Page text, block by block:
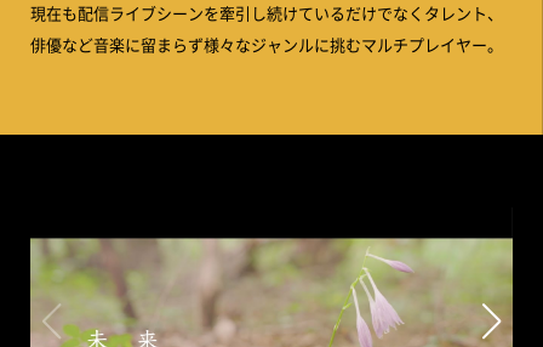
現在も配信ライブシーンを牽引し続けているだけでなくタレント、
俳優など音楽に留まらず様々なジャンルに挑むマルチプレイヤー。